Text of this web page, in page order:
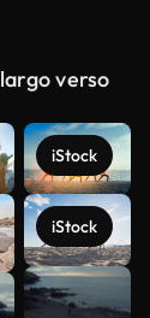
verso
iStock
iStock
Scopri di